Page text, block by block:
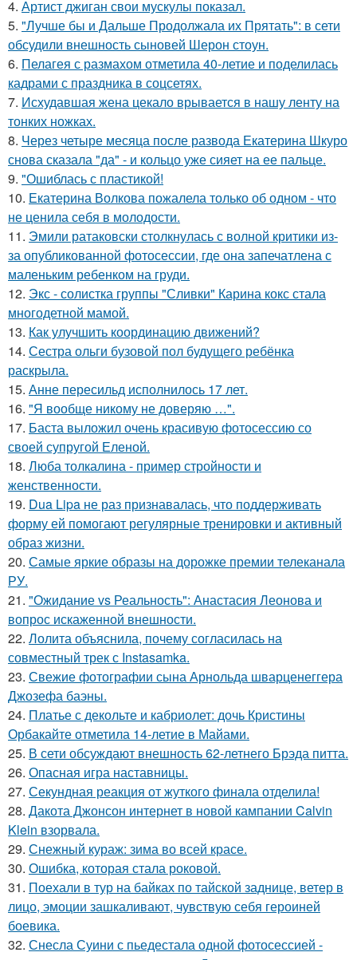
4. Артист джиган свои мускулы показал.
5. "Лучше бы и Дальше Продолжала их Прятать": в сети
обсудили внешность сыновей Шерон стоун.
6. Пелагея с размахом отметила 40-летие и поделилась
кадрами с праздника в соцсетях.
7. Исхудавшая жена цекало врывается в нашу ленту на
тонких ножках.
8. Через четыре месяца после развода Екатерина Шкуро
снова сказала "да" - и кольцо уже сияет на ее пальце.
9. "Ошиблась с пластикой!
10. Екатерина Волкова пожалела только об одном - что
не ценила себя в молодости.
11. Эмили ратаковски столкнулась с волной критики из-
за опубликованной фотосессии, где она запечатлена с
маленьким ребенком на груди.
12. Экс - солистка группы "Сливки" Карина кокс стала
многодетной мамой.
13. Как улучшить координацию движений?
14. Сестра ольги бузовой пол будущего ребёнка
раскрыла.
15. Анне пересильд исполнилось 17 лет.
16. "Я вообще никому не доверяю …".
17. Баста выложил очень красивую фотосессию со
своей супругой Еленой.
18. Люба толкалина - пример стройности и
женственности.
19. Dua Lipa не раз признавалась, что поддерживать
форму ей помогают регулярные тренировки и активный
образ жизни.
20. Самые яркие образы на дорожке премии телеканала
РУ.
21. "Ожидание vs Реальность": Анастасия Леонова и
вопрос искаженной внешности.
22. Лолита объяснила, почему согласилась на
совместный трек с Instasamka.
23. Свежие фотографии сына Арнольда шварценеггера
Джозефа баэны.
24. Платье с декольте и кабриолет: дочь Кристины
Орбакайте отметила 14-летие в Майами.
25. В сети обсуждают внешность 62-летнего Брэда питта.
26. Опасная игра наставницы.
27. Секундная реакция от жуткого финала отделила!
28. Дакота Джонсон интернет в новой кампании Calvin
Klein взорвала.
29. Снежный кураж: зима во всей красе.
30. Ошибка, которая стала роковой.
31. Поехали в тур на байках по тайской заднице, ветер в
лицо, эмоции зашкаливают, чувствую себя героиней
боевика.
32. Снесла Суини с пьедестала одной фотосессией -